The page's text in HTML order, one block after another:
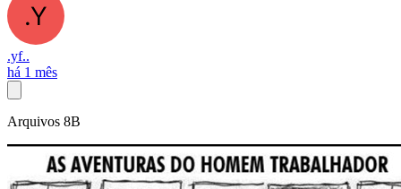
.yf..
há 1 mês
Arquivos 8B